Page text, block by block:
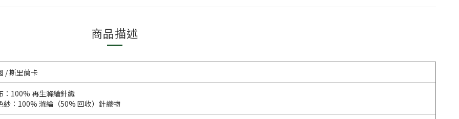
商品描述
/ 斯里蘭卡
：100% 再生滌綸針織
紗：100% 滌綸（50% 回收）針織物